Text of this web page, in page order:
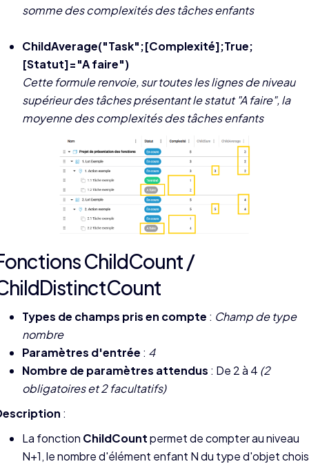
somme des complexités des tâches enfants
ChildAverage("Task";[Complexité];True;
[Statut]="A faire")
Cette formule renvoie, sur toutes les lignes de niveau
supérieur des tâches présentant le statut "A faire", la
moyenne des complexités des tâches enfants
ChildCount /
Types de champs pris en compte : Champ de type
nombre
Paramètres d'entrée : 4
Nombre de paramètres attendus : De 2 à 4 (2
obligatoires et 2 facultatifs)
:
La fonction ChildCountpermet de compter au niveau
N+1, le nombre d'élément enfant N du type d'objet